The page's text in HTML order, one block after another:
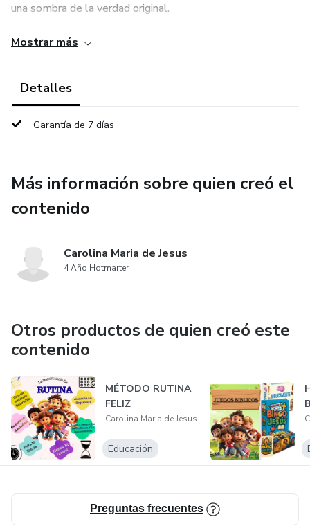
una sombra de la verdad original.
✔ Comprenderás la verdadera misión del nacimiento de
✔ Descubrirás detalles ocultos por tradiciones y
✔ Te conectarás emocional y espiritualmente con la
historia más poderosa de la humanidad.
Mostrar más
Detalles
Garantía de 7 días
Más información sobre quien creó el
contenido
Carolina Maria de Jesus
4 Año Hotmarter
Otros productos de quien creó este
contenido
MÉTODO RUTINA
FELIZ
Carolina Maria de Jesus
Educación
Preguntas frecuentes